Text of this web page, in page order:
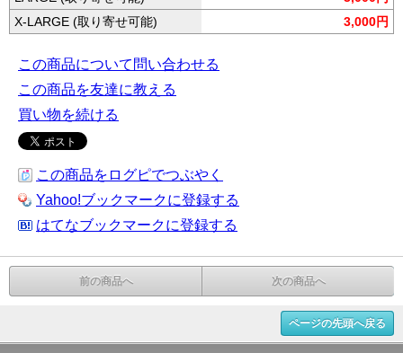
X-LARGE (取り寄せ可能)
3,000円
この商品について問い合わせる
この商品を友達に教える
買い物を続ける
この商品をログピでつぶやく
Yahoo!ブックマークに登録する
はてなブックマークに登録する
前の商品へ 次の商品へ
ページの先頭へ戻る